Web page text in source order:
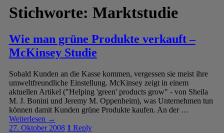
Stichworte: Marktstudie
Wie man grüne Produkte verkauft –
McKinsey Studie
Sobald Kunden an die Kasse kommen, vergessen sie meist ihre
umweltfreundliche Einstellung. McKinsey zeigt in einem
aktuellen Artikel ("Helping 'green' products grow" - von Sheila
M. J. Bonini und Jeremy M. Oppenheim), was Unternehmen tun
können damit Kunden grüne Produkte kaufen. An der …
Weiterlesen →
27. Oktober 2008 1 Reply